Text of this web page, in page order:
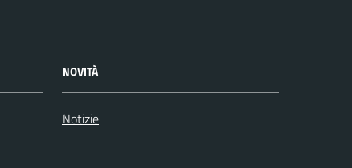
NOVITÀ
Notizie